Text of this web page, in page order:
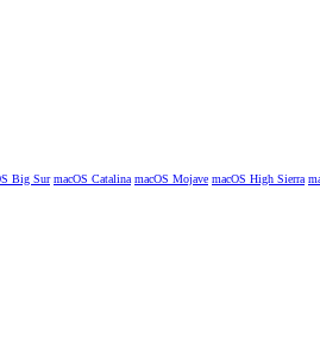
Big Sur macOS Catalina macOS Mojave macOS High Sierra